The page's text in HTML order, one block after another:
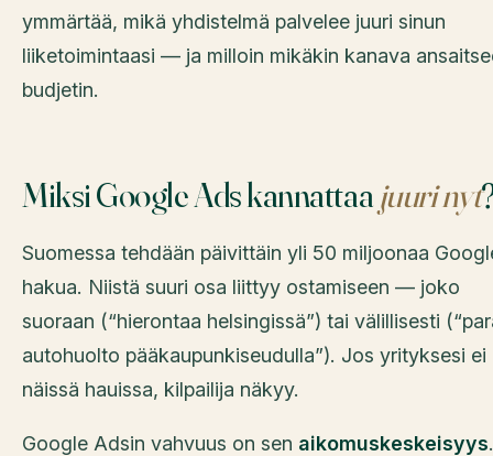
ymmärtää, mikä yhdistelmä palvelee juuri sinun
liiketoimintaasi — ja milloin mikäkin kanava
budjetin.
Miksi Google Ads kannattaajuuri nyt
Suomessa tehdään päivittäin yli 50 miljoonaa
hakua. Niistä suuri osa liittyy ostamiseen — joko
suoraan (“hierontaa helsingissä”) tai välillisesti
autohuolto pääkaupunkiseudulla”). Jos yrityksesi ei
näissä hauissa, kilpailija näkyy.
Google Adsin vahvuus on sen aikomuskeskeisyys.